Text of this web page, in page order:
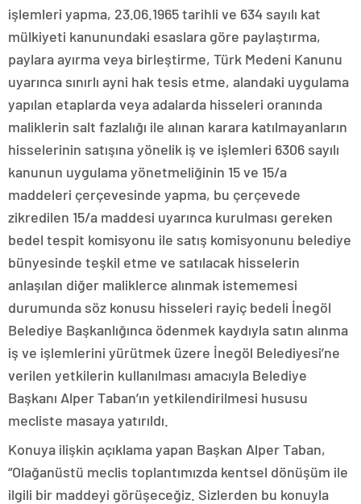
işlemleri yapma, 23.06.1965 tarihli ve 634 sayılı kat
mülkiyeti kanunundaki esaslara göre paylaştırma,
paylara ayırma veya birleştirme, Türk Medeni Kanunu
uyarınca sınırlı ayni hak tesis etme, alandaki uygulama
yapılan etaplarda veya adalarda hisseleri oranında
maliklerin salt fazlalığı ile alınan karara katılmayanların
hisselerinin satışına yönelik iş ve işlemleri 6306 sayılı
kanunun uygulama yönetmeliğinin 15 ve 15/a
maddeleri çerçevesinde yapma, bu çerçevede
zikredilen 15/a maddesi uyarınca kurulması gereken
bedel tespit komisyonu ile satış komisyonunu belediye
bünyesinde teşkil etme ve satılacak hisselerin
anlaşılan diğer maliklerce alınmak istememesi
durumunda söz konusu hisseleri rayiç bedeli İnegöl
Belediye Başkanlığınca ödenmek kaydıyla satın alınma
iş ve işlemlerini yürütmek üzere İnegöl Belediyesi’ne
verilen yetkilerin kullanılması amacıyla Belediye
Başkanı Alper Taban’ın yetkilendirilmesi hususu
mecliste masaya yatırıldı.
Konuya ilişkin açıklama yapan Başkan Alper Taban,
“Olağanüstü meclis toplantımızda kentsel dönüşüm ile
ilgili bir maddeyi görüşeceğiz. Sizlerden bu konuyla